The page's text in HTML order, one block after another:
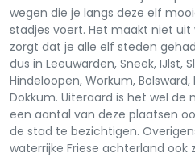
wegen die je langs deze elf
stadjes voert. Het maakt niet
zorgt dat je alle elf steden
dus in Leeuwarden, Sneek, IJlst,
Hindeloopen, Workum,
Dokkum. Uiteraard is het wel de
een aantal van deze plaatsen
de stad te bezichtigen.
waterrijke Friese achterland ook